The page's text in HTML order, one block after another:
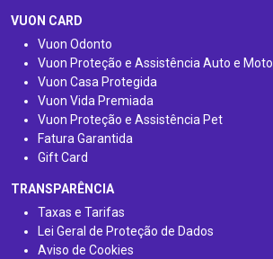
VUON CARD
Vuon Odonto
Vuon Proteção e Assistência Auto e Moto
Vuon Casa Protegida
Vuon Vida Premiada
Vuon Proteção e Assistência Pet
Fatura Garantida
Gift Card
TRANSPARÊNCIA
Taxas e Tarifas
Lei Geral de Proteção de Dados
Aviso de Cookies